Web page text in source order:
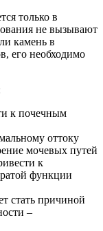
только в
не вызывают
камень в
его необходимо
к почечным
оттоку
мочевых путей
к
функции
стать причиной
–